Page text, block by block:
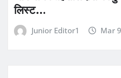
लिस्ट…
Junior Editor1 Mar